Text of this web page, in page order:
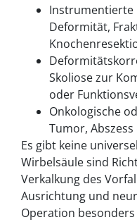
Instrumentierte
Deformität,
Skoliose zur
oder
Onkologische
Tumor,
Es gibt keine
Wirbelsäule sind
Verkalkung des
Ausrichtung und
Operation